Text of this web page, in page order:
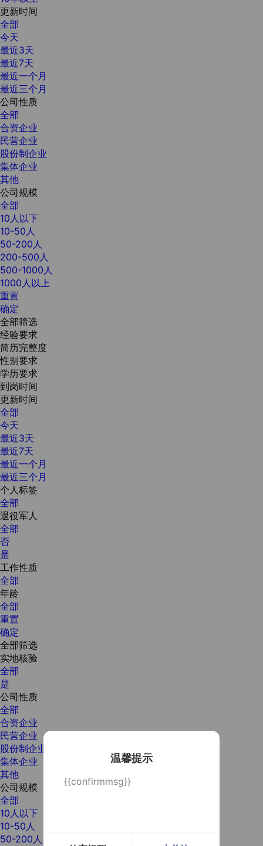
温馨提示
{{confirmmsg}}
更新时间
全部
今天
最近3天
最近7天
最近一个月
最近三个月
公司性质
全部
合资企业
民营企业
股份制企业
集体企业
其他
公司规模
全部
10人以下
10-50人
50-200人
200-500人
500-1000人
1000人以上
重置
确定
全部筛选
经验要求
简历完整度
性别要求
学历要求
到岗时间
更新时间
全部
今天
最近3天
最近7天
最近一个月
最近三个月
个人标签
全部
退役军人
全部
否
是
工作性质
全部
年龄
全部
重置
确定
全部筛选
实地核验
全部
是
公司性质
全部
合资企业
民营企业
股份制企业
集体企业
其他
公司规模
全部
10人以下
10-50人
50-200人